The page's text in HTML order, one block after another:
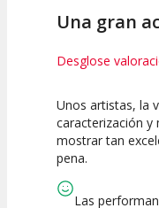
Una gran
Desglose
10
Calidad del
Espectáculo
Unos artistas, la
caracterización
mostrar tan
pena.
Las